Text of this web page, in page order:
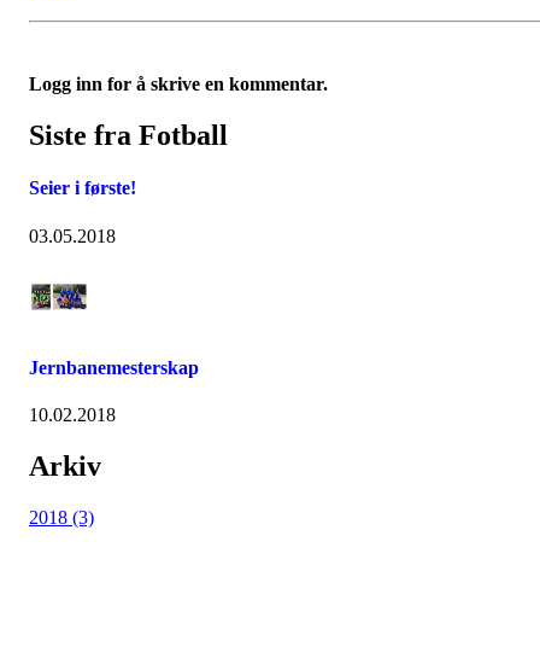
Logg inn for å skrive en kommentar.
Siste fra Fotball
Seier i første!
03.05.2018
Jernbanemesterskap
10.02.2018
Arkiv
2018 (3)